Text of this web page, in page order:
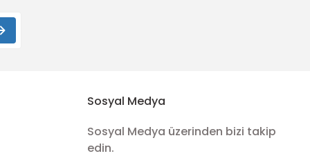
Sosyal Medya
Sosyal Medya üzerinden bizi takip
edin.